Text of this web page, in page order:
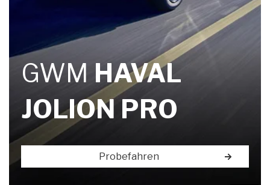
GWM HAVAL
JOLION PRO
Probefahren